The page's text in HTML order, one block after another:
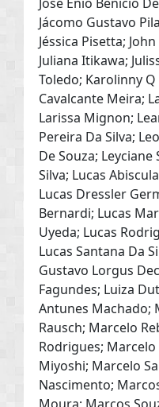
Jácomo Gustavo
Jéssica Pisetta;
Juliana Itikawa;
Toledo; Karolinny
Cavalcante Meira;
Larissa Mignon;
Pereira Da Silva;
De Souza; Leyciane
Silva; Lucas
Lucas Dressler
Bernardi; Lucas
Uyeda; Lucas
Lucas Santana Da
Gustavo Lorgus
Fagundes; Luiza
Antunes Machado;
Rausch; Marcelo
Rodrigues;
Miyoshi; Marcelo
Nascimento;